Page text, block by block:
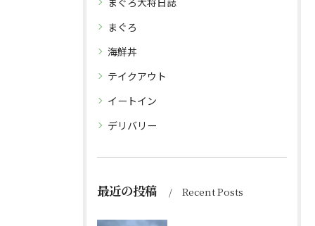
まぐろ
海鮮丼
テイクアウト
イートイン
デリバリー
最近の投稿 Recent Posts